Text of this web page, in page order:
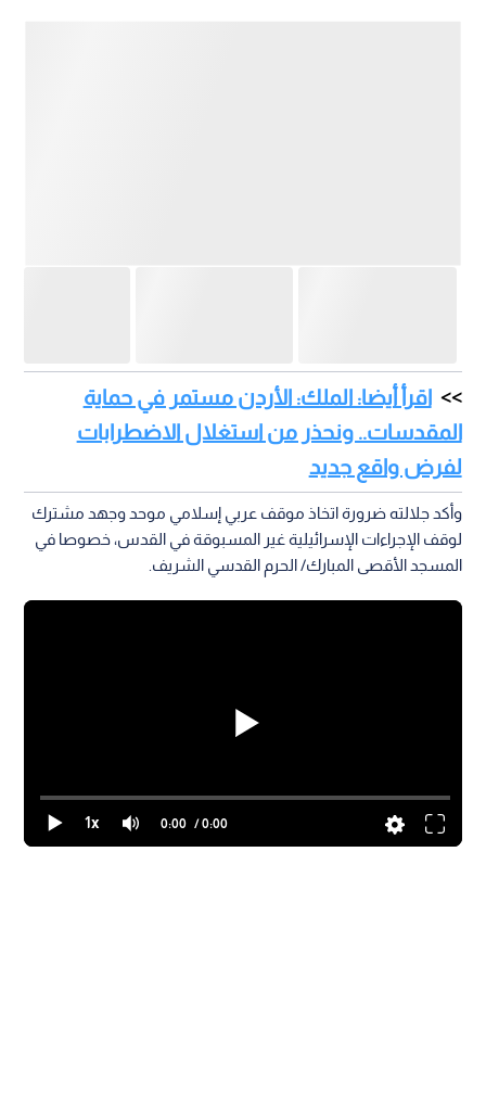
اقرأ أيضا: الملك: الأردن مستمر في حماية
المقدسات.. ونحذر من استغلال الاضطرابات
لفرض واقع جديد
وأكد جلالته ضرورة اتخاذ موقف عربي إسلامي موحد وجهد مشترك
لوقف الإجراءات الإسرائيلية غير المسبوقة في القدس، خصوصا في
المسجد الأقصى المبارك/ الحرم القدسي الشريف.
1x 0:00 / 0:00